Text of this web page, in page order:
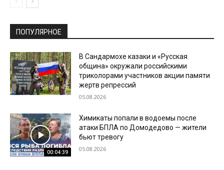
ПОПУЛЯРНОЕ
В Сандармохе казаки и «Русская
община» окружали российскими
триколорами участников акции памяти
жертв репрессий
05.08.2026
00:04:39
Химикаты попали в водоемы после
атаки БПЛА по Домодедово — жители
бьют тревогу
05.08.2026